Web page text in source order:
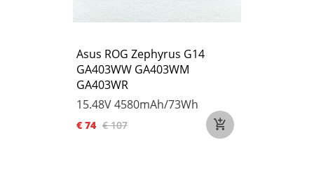
Asus ROG Zephyrus G14
GA403WW GA403WM
GA403WR
15.48V4580mAh/73Wh
€ 74 € 107